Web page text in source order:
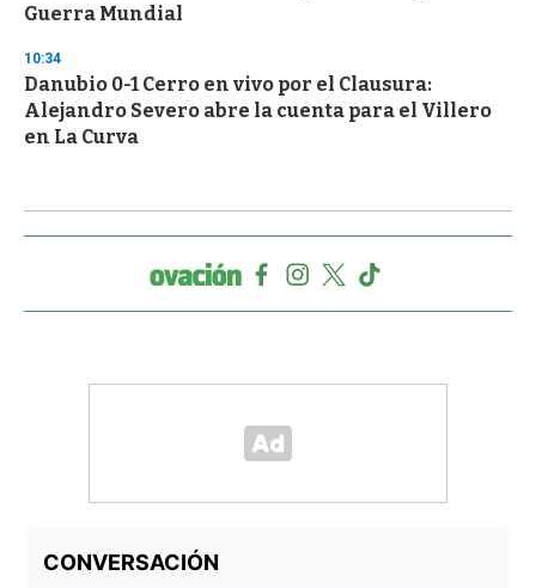
Guerra Mundial
10:34
Danubio 0-1 Cerro en vivo por el Clausura:
Alejandro Severo abre la cuenta para el Villero
en La Curva